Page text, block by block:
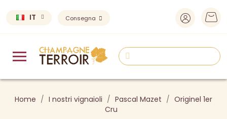
IT Consegna
Home I nostri vignaioli Pascal Mazet
Originel 1er
Cru